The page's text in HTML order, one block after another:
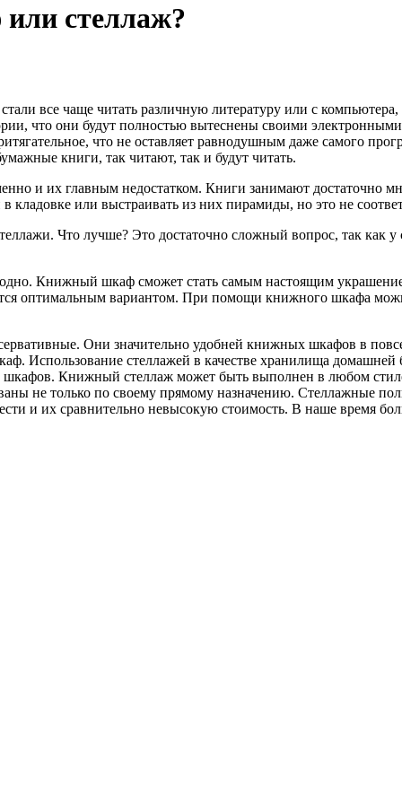
стеллаж?
все чаще читать различную литературу или с
что они будут полностью вытеснены своими
что не оставляет равнодушным даже самого
книги, так читают, так и будут читать.
и их главным недостатком. Книги занимают достаточно
или выстраивать из них пирамиды, но это не
Что лучше? Это достаточно сложный вопрос, так как
Книжный шкаф сможет стать самым настоящим
оптимальным вариантом. При помощи книжного шкафа
Они значительно удобней книжных шкафов в
Использование стеллажей в качестве хранилища
Книжный стеллаж может быть выполнен в любом
не только по своему прямому назначению. Стеллажные
и их сравнительно невысокую стоимость. В наше время